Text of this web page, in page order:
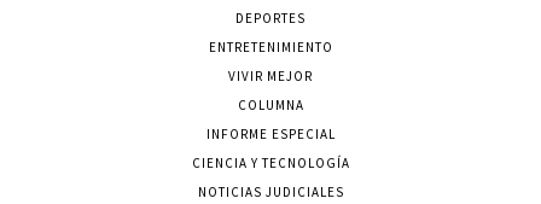
DEPORTES
ENTRETENIMIENTO
VIVIR MEJOR
COLUMNA
INFORME ESPECIAL
CIENCIA Y TECNOLOGÍA
NOTICIAS JUDICIALES